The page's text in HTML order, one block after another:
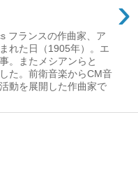
›
フランスの作曲家、ア
れた日（1905年）。エ
。またメシアンらと
た。前衛音楽からCM音
動を展開した作曲家で